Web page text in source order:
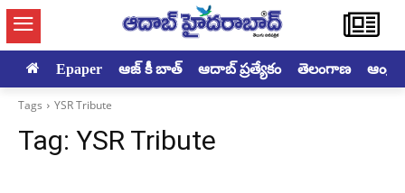
Epaper ఆజ్ కీ బాత్ ఆదాబ్ ప్రత్యేకం తెలంగాణ
Tags YSR Tribute
Tag: YSR Tribute